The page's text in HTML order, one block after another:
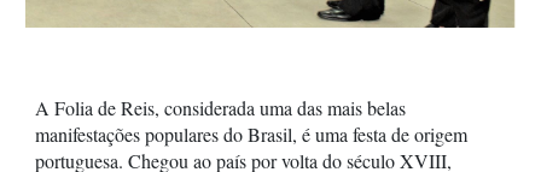
A Folia de Reis, considerada uma das mais belas
manifestações populares do Brasil, é uma festa de origem
portuguesa. Chegou ao país por volta do século XVIII,